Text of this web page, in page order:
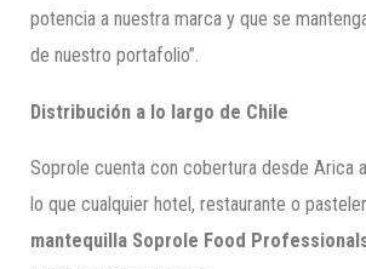
potencia a nuestra marca y que se
de nuestro portafolio”.
Distribución a lo largo de Chile
Soprole cuenta con cobertura desde Arica
lo que cualquier hotel, restaurante o
mantequilla Soprole Food